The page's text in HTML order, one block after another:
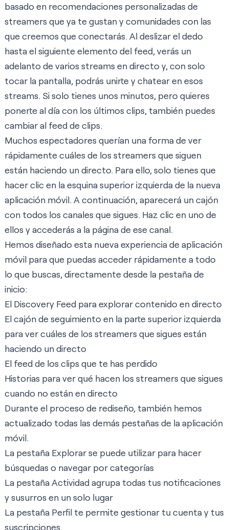
basado en recomendaciones personalizadas de
streamers que ya te gustan y comunidades con las
que creemos que conectarás. Al deslizar el dedo
hasta el siguiente elemento del feed, verás un
adelanto de varios streams en directo y, con solo
tocar la pantalla, podrás unirte y chatear en esos
streams. Si solo tienes unos minutos, pero quieres
ponerte al día con los últimos clips, también puedes
cambiar al feed de clips.
Muchos espectadores querían una forma de ver
rápidamente cuáles de los streamers que siguen
están haciendo un directo. Para ello, solo tienes que
hacer clic en la esquina superior izquierda de la nueva
aplicación móvil. A continuación, aparecerá un cajón
con todos los canales que sigues. Haz clic en uno de
ellos y accederás a la página de ese canal.
Hemos diseñado esta nueva experiencia de aplicación
móvil para que puedas acceder rápidamente a todo
lo que buscas, directamente desde la pestaña de
inicio:
El Discovery Feed para explorar contenido en directo
El cajón de seguimiento en la parte superior izquierda
para ver cuáles de los streamers que sigues están
haciendo un directo
El feed de los clips que te has perdido
Historias para ver qué hacen los streamers que sigues
cuando no están en directo
Durante el proceso de rediseño, también hemos
actualizado todas las demás pestañas de la aplicación
móvil.
La pestaña Explorar se puede utilizar para hacer
búsquedas o navegar por categorías
La pestaña Actividad agrupa todas tus notificaciones
y susurros en un solo lugar
La pestaña Perfil te permite gestionar tu cuenta y tus
suscripciones